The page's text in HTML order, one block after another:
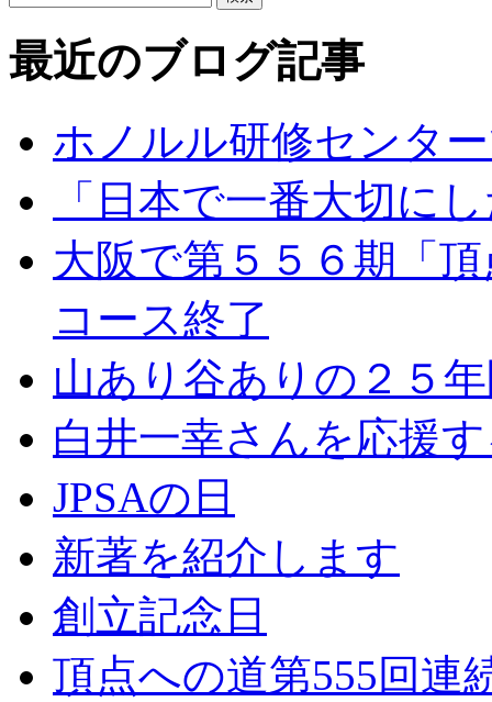
最近のブログ記事
ホノルル研修センタ
「日本で一番大切に
大阪で第５５６期「
コース終了
山あり谷ありの２５
白井一幸さんを応援
JPSAの日
新著を紹介します
創立記念日
頂点への道第555回連